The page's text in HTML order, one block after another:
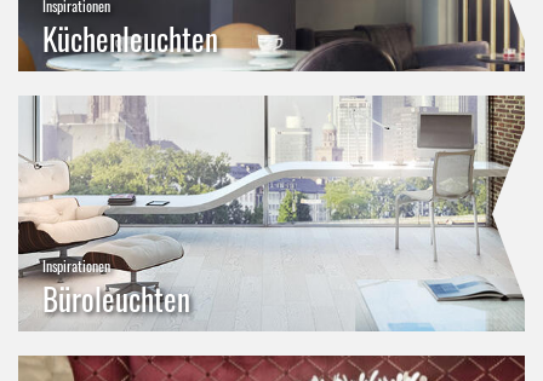
Inspirationen
Küchenleuchten
Inspirationen
Büroleuchten